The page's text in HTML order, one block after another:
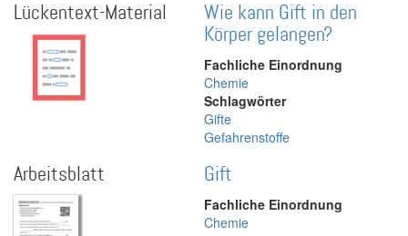
Lückentext-Material
Wie kann Gift in den
Körper gelangen?
Fachliche Einordnung
Chemie
Schlagwörter
Gifte
Gefahrenstoffe
Arbeitsblatt Gift
Fachliche Einordnung
Chemie